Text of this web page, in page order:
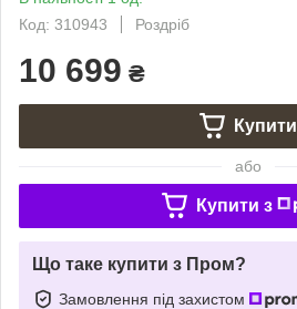
Код: 310943
Роздріб
10 699 ₴
Купити
або
Купити з
Що таке купити з Пром?
Замовлення під захистом